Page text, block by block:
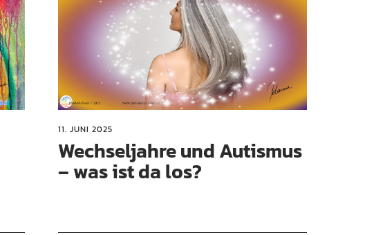
11. JUNI 2025
Wechseljahre und Autismus
– was ist da los?